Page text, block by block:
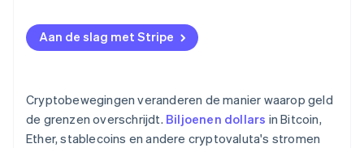
Aan de slag met Stripe
Cryptobewegingen veranderen de manier waarop geld
de grenzen overschrijdt. Biljoenen dollars in Bitcoin,
Ether, stablecoins en andere cryptovaluta's stromen